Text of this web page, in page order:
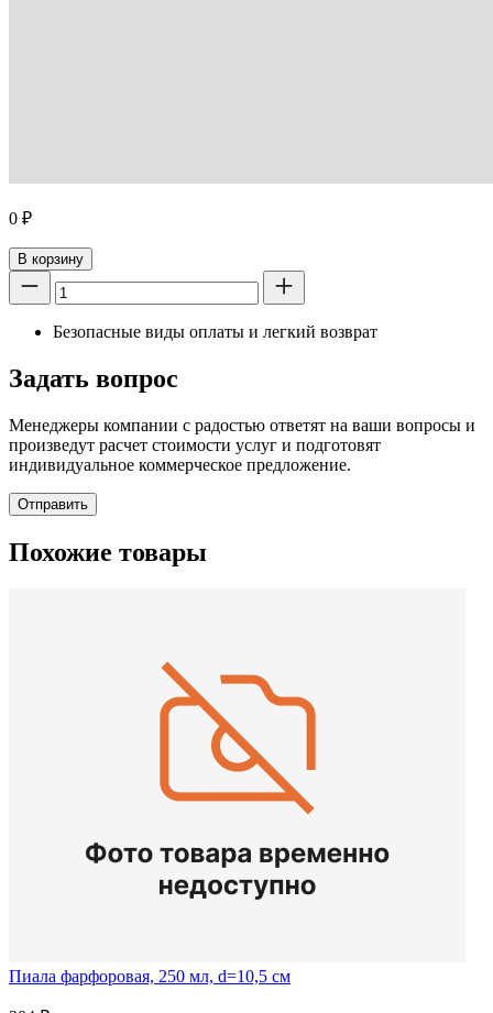
0 ₽
В корзину
Безопасные виды оплаты и легкий возврат
Задать вопрос
Менеджеры компании с радостью ответят на ваши вопросы и
произведут расчет стоимости услуг и подготовят
индивидуальное коммерческое предложение.
Отправить
Похожие товары
Пиала фарфоровая, 250 мл, d=10,5 см